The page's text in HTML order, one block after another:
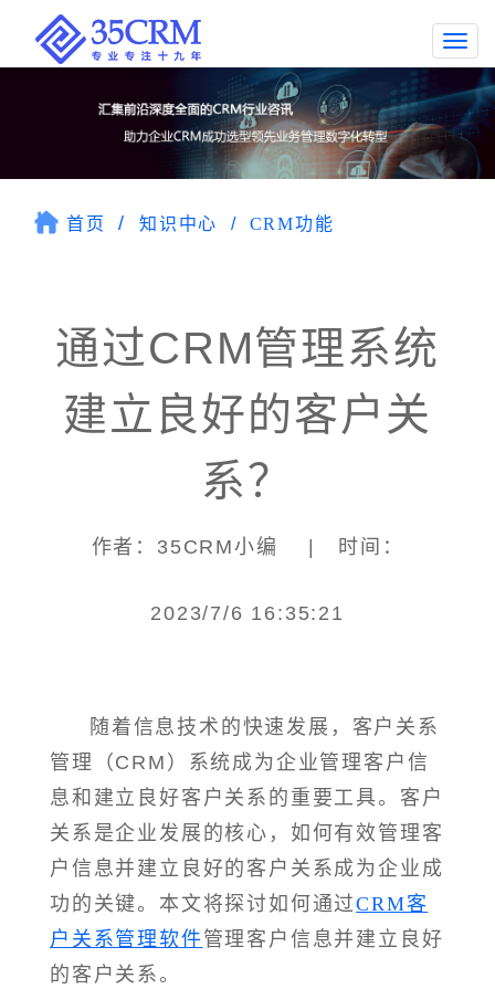
首页 知识中心 CRM功能
通过CRM管理系统
建立良好的客户关
系？
作者：35CRM小编 | 时间：
2023/7/6 16:35:21
随着信息技术的快速发展，客户关系
管理（CRM）系统成为企业管理客户信
息和建立良好客户关系的重要工具。客户
关系是企业发展的核心，如何有效管理客
户信息并建立良好的客户关系成为企业成
功的关键。本文将探讨如何通过CRM客
户关系管理软件管理客户信息并建立良好
的客户关系。